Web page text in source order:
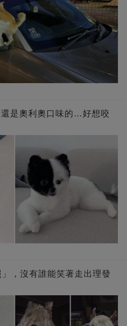
是奧利奧口味的…好想咬
，沒有誰能笑著走出理發